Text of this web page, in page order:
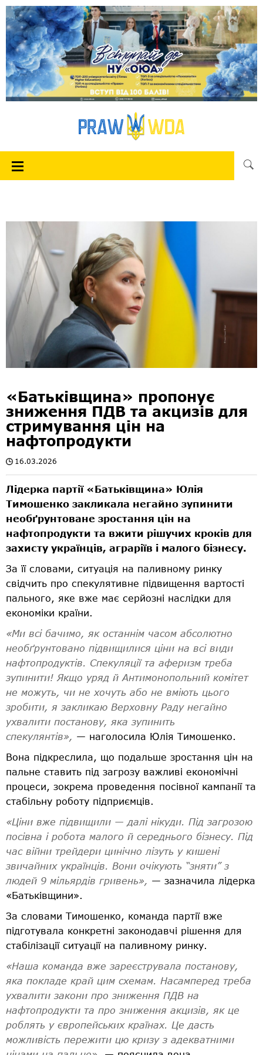
«Батьківщина» пропонує
зниження ПДВ та акцизів для
стримування цін на
нафтопродукти
16.03.2026
Лідерка партії «Батьківщина» Юлія
Тимошенко закликала негайно зупинити
необґрунтоване зростання цін на
нафтопродукти та вжити рішучих кроків для
захисту українців, аграріїв і малого бізнесу.
За її словами, ситуація на паливному ринку
свідчить про спекулятивне підвищення вартості
пального, яке вже має серйозні наслідки для
економіки країни.
«Ми всі бачимо, як останнім часом абсолютно
необґрунтовано підвищилися ціни на всі види
нафтопродуктів. Спекуляції та аферизм треба
зупинити! Якщо уряд й Антимонопольний комітет
не можуть, чи не хочуть або не вміють цього
зробити, я закликаю Верховну Раду негайно
ухвалити постанову, яка зупинить
спекулянтів», — наголосила Юлія Тимошенко.
Вона підкреслила, що подальше зростання цін на
пальне ставить під загрозу важливі економічні
процеси, зокрема проведення посівної кампанії та
стабільну роботу підприємців.
«Ціни вже підвищили — далі нікуди. Під загрозою
посівна і робота малого й середнього бізнесу. Під
час війни трейдери цинічно лізуть у кишені
звичайних українців. Вони очікують “зняти” з
людей 9 мільярдів гривень», — зазначила лідерка
«Батьківщини».
За словами Тимошенко, команда партії вже
підготувала конкретні законодавчі рішення для
стабілізації ситуації на паливному ринку.
«Наша команда вже зареєструвала постанову,
яка покладе край цим схемам. Насамперед треба
ухвалити закони про зниження ПДВ на
нафтопродукти та про зниження акцизів, як це
роблять у європейських країнах. Це дасть
можливість пережити цю кризу з адекватними